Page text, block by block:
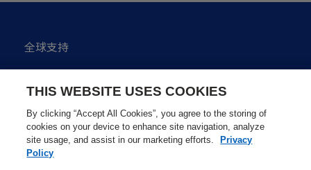
全球支持
网站使用注意点
网站地图
THIS WEBSITE USES COOKIES
By clicking “Accept All Cookies”, you agree to the storing of
cookies on your device to enhance site navigation, analyze
site usage, and assist in our marketing efforts.
Privacy
Policy